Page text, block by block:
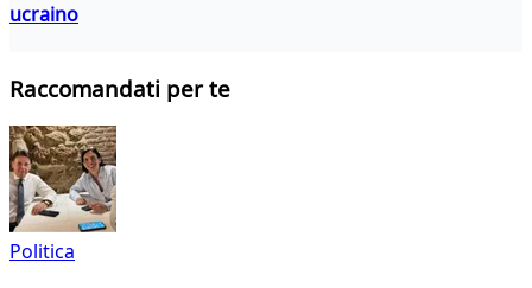
ucraino
Raccomandati per te
Politica